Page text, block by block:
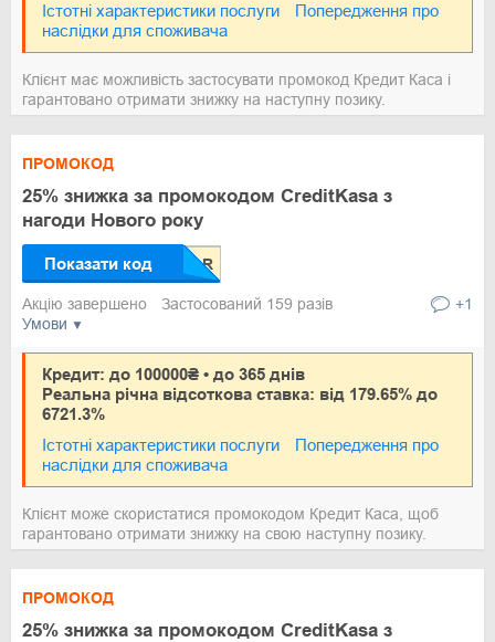
Істотні характеристики послуги
Попередження про
наслідки для споживача
Клієнт має можливість застосувати промокод Кредит Каса і
гарантовано отримати знижку на наступну позику.
Умови
ПРОМОКОД
25% знижка за промокодом CreditKasa з
нагоди Нового року
Показати код
Акцію завершено Застосований 159 разів +1
Кредит: до 100000₴ • до 365 днів
Реальна річна відсоткова ставка: від 179.65% до
6721.3%
Істотні характеристики послуги
Попередження про
наслідки для споживача
Клієнт може скористатися промокодом Кредит Каса, щоб
гарантовано отримати знижку на свою наступну позику.
ПРОМОКОД
25% знижка за промокодом CreditKasa з